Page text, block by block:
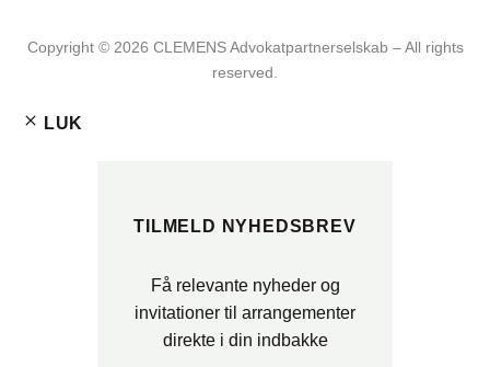
Copyright ©️ 2026 CLEMENS Advokatpartnerselskab – All rights
reserved.
LUK
TILMELD NYHEDSBREV
Få relevante nyheder og
invitationer til arrangementer
direkte i din indbakke